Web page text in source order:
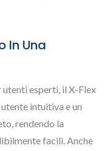
In Una
esperti, il X-Flex
intuitiva e un
rendendo la
facili. Anche